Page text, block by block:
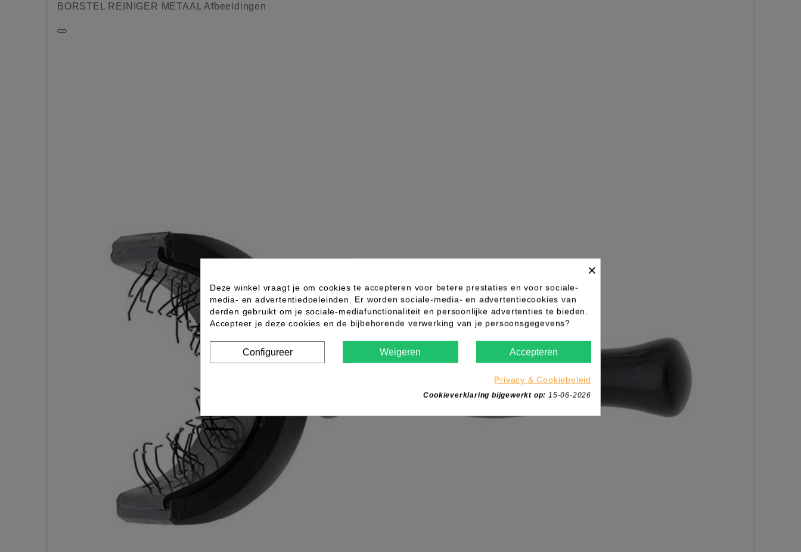
BORSTEL REINIGER METAAL Afbeeldingen
×
Deze winkel vraagt je om cookies te accepteren voor betere prestaties en voor sociale-
media- en advertentiedoeleinden. Er worden sociale-media- en advertentiecookies van
derden gebruikt om je sociale-mediafunctionaliteit en persoonlijke advertenties te bieden.
Accepteer je deze cookies en de bijbehorende verwerking van je persoonsgegevens?
Configureer Weigeren Accepteren
Privacy & Cookiebeleid
Cookieverklaring bijgewerkt op: 15-06-2026